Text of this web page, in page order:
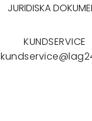
JURIDISKA
KUNDSERVICE